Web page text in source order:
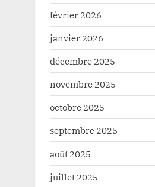
février 2026
janvier 2026
décembre 2025
novembre 2025
octobre 2025
septembre 2025
août 2025
juillet 2025